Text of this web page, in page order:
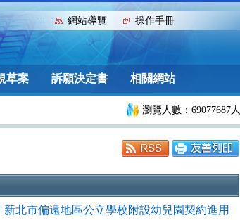
::: 網站導覽 操作手冊
草案 訴願決定書 相關網站
瀏覽人數：69077687人
新北市偏遠地區公立學校附設幼兒園契約進用